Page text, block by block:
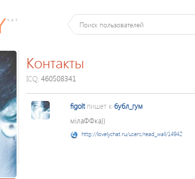
Контакты
ICQ: 460508341
figoltпишет к бубл_гум
мілаФФка))
http://lovelychat.ru/users/read_wall/14942